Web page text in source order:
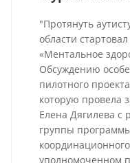
"Протянуть
области
«Ментальное
Обсуждению
пилотного
которую провела
Елена Дягилева с
группы
уполномоченном